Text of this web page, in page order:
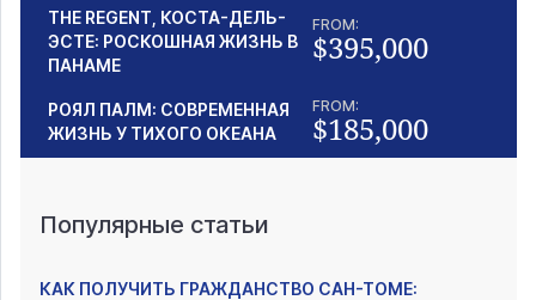
THE REGENT, КОСТА-ДЕЛЬ-
ЭСТЕ: РОСКОШНАЯ ЖИЗНЬ В
ПАНАМЕ
FROM:
$395,000
РОЯЛ ПАЛМ: СОВРЕМЕННАЯ
ЖИЗНЬ У ТИХОГО ОКЕАНА
FROM:
$185,000
Популярные статьи
КАК ПОЛУЧИТЬ ГРАЖДАНСТВО САН-ТОМЕ: